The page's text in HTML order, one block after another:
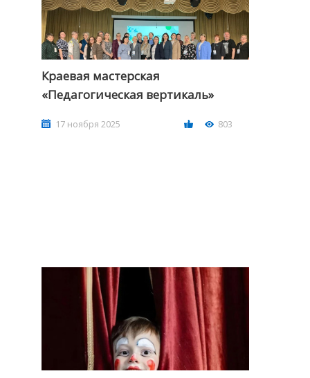
Краевая мастерская
«Педагогическая вертикаль»
17 ноября 2025 803